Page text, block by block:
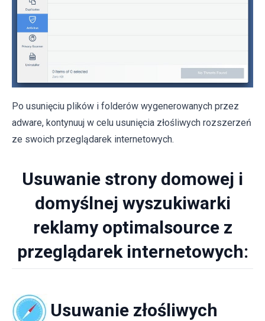
Po usunięciu plików i folderów wygenerowanych przez
adware, kontynuuj w celu usunięcia złośliwych rozszerzeń
ze swoich przeglądarek internetowych.
Usuwanie strony domowej i
domyślnej wyszukiwarki
reklamy optimalsource z
przeglądarek internetowych:
Usuwanie złośliwych